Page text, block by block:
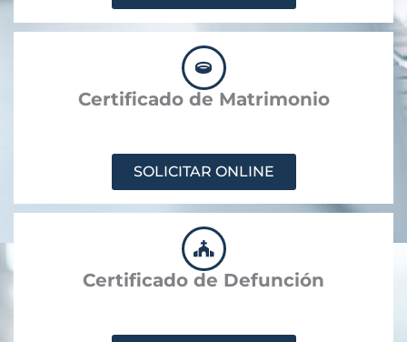
Certificado de Matrimonio
SOLICITAR ONLINE
Certificado de Defunción